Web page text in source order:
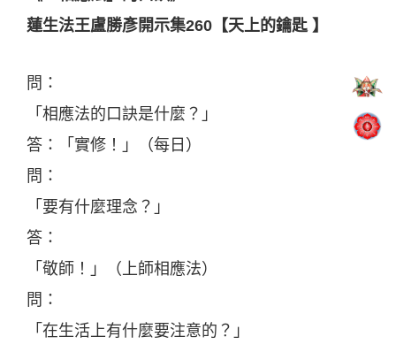
蓮生法王盧勝彥開示集260【天上的鑰匙 】
問：
「相應法的口訣是什麼？」
答：「實修！」（每日）
問：
「要有什麼理念？」
答：
「敬師！」（上師相應法）
問：
「在生活上有什麼要注意的？」